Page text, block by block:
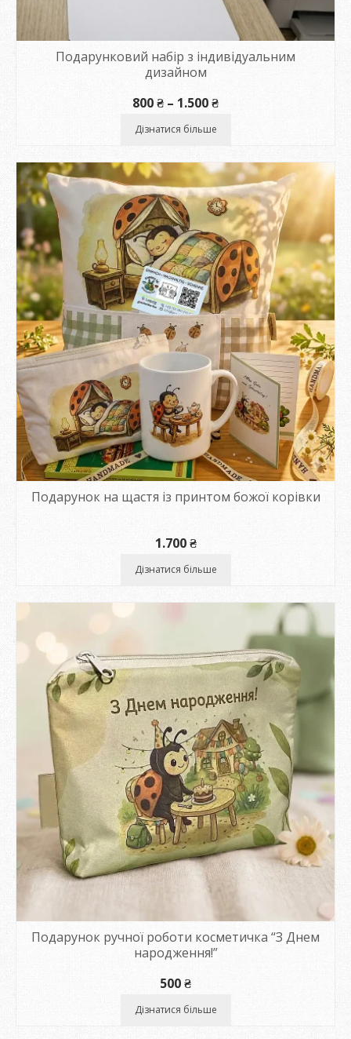
Подарунковий набір з індивідуальним
дизайном
800₴ – 1.500₴Діапазон
1.500 ₴
Дізнатися більше
Подарунок на щастя із принтом божої корівки
1.700₴
Дізнатися більше
Подарунок ручної роботи косметичка “З Днем
народження!”
500₴
Дізнатися більше